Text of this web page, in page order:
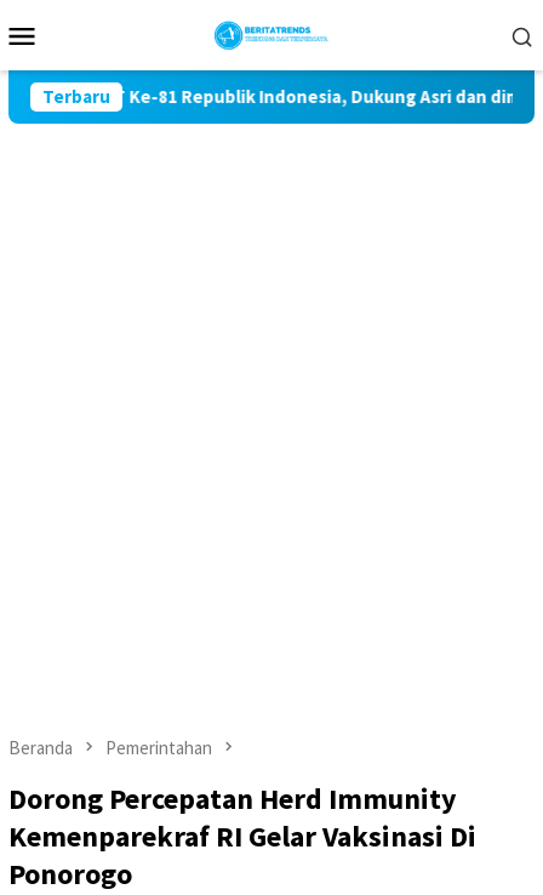
ke
Mobile
Terbaru
HUT Ke-81 Republik Indonesia, Dukung Asri dan dimaknai
Beranda Pemerintahan
Dorong Percepatan Herd Immunity
Kemenparekraf RI Gelar Vaksinasi Di
Ponorogo